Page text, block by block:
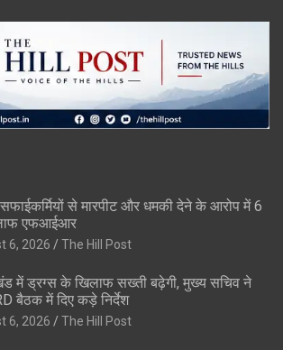
सफाईकर्मियों से मारपीट और धमकी देने के आरोप में 6
एफआईआर
6, 2026 The Hill Post
में ड्रग्स के खिलाफ सख्ती बढ़ेगी, मुख्य सचिव ने
बैठक में दिए कड़े निर्देश
6, 2026 The Hill Post